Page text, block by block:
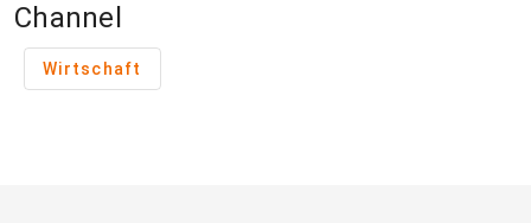
Channel
Wirtschaft